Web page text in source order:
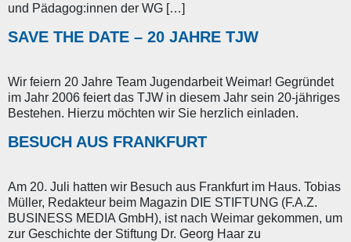
und Pädagog:innen der WG […]
SAVE THE DATE – 20 JAHRE TJW
Wir feiern 20 Jahre Team Jugendarbeit Weimar! Gegründet
im Jahr 2006 feiert das TJW in diesem Jahr sein 20-jähriges
Bestehen. Hierzu möchten wir Sie herzlich einladen.
BESUCH AUS FRANKFURT
Am 20. Juli hatten wir Besuch aus Frankfurt im Haus. Tobias
Müller, Redakteur beim Magazin DIE STIFTUNG (F.A.Z.
BUSINESS MEDIA GmbH), ist nach Weimar gekommen, um
zur Geschichte der Stiftung Dr. Georg Haar zu